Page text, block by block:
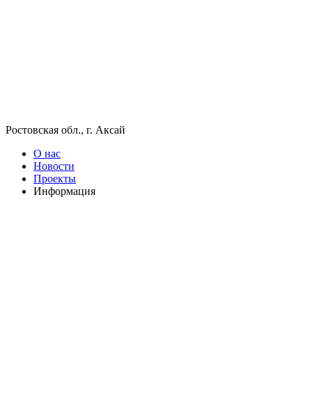
Ростовская обл., г. Аксай
О нас
Новости
Проекты
Информация